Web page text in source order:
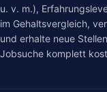
u. v. m.),
im Gehaltsvergleich,
und erhalte neue
Jobsuche komplett